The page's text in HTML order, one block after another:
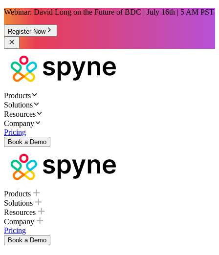
Webinar: David Long on the Future of BDC | July 16th | 5 AM PST
Register Now
Products
Solutions
Resources
Company
Pricing
Book a Demo
Products
Solutions
Resources
Company
Pricing
Book a Demo